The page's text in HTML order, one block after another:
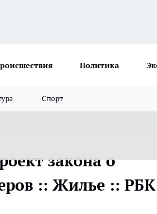
Политика
Спорт
закона о
:: Жилье :: РБК